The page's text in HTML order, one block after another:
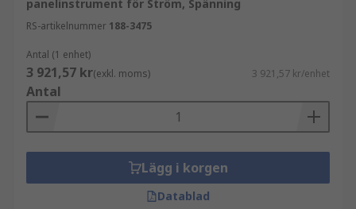
panelinstrument för Ström, Spänning
RS-artikelnummer 188-3475
Antal (1 enhet)
3 921,57 kr(exkl. moms) 3 921,57 kr/enhet
Antal
Lägg i korgen
Datablad